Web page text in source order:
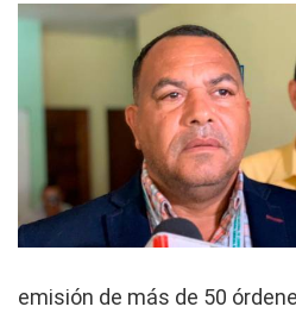
emisión de más de 50